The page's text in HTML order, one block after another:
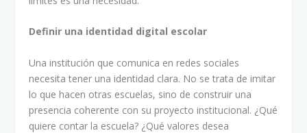
Definir una identidad digital escolar
Una institución que comunica en redes sociales
necesita tener una identidad clara. No se trata de imitar
lo que hacen otras escuelas, sino de construir una
presencia coherente con su proyecto institucional. ¿Qué
quiere contar la escuela? ¿Qué valores desea